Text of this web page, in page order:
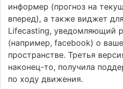
информер (прогноз на
вперед), а также виджет
Lifecasting, уведомляющий
(например, facebook) о
пространстве. Третья
наконец-то, получила
по ходу движения.